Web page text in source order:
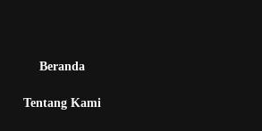
Beranda
Tentang Kami